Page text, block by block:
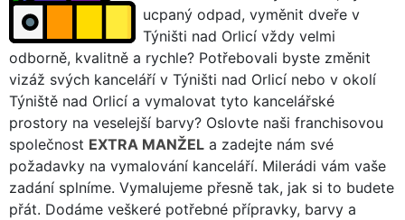
ucpaný odpad, vyměnit dveře v
Týništi nad Orlicí vždy velmi
odborně, kvalitně a rychle? Potřebovali byste změnit
vizáž svých kanceláří v Týništi nad Orlicí nebo v okolí
Týniště nad Orlicí a vymalovat tyto kancelářské
prostory na veselejší barvy? Oslovte naši franchisovou
společnost EXTRA MANŽEL a zadejte nám své
požadavky na vymalování kanceláří. Milerádi vám vaše
zadání splníme. Vymalujeme přesně tak, jak si to budete
přát. Dodáme veškeré potřebné přípravky, barvy a